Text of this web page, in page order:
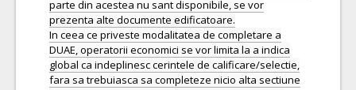
parte din acestea nu sant disponibile, se vor
prezenta alte documente edificatoare.
In ceea ce priveste modalitatea de completare a
DUAE, operatorii economici se vor limita la a indica
global ca indeplinesc cerintele de calificare/selectie,
fara sa trebuiasca sa completeze nicio alta sectiune